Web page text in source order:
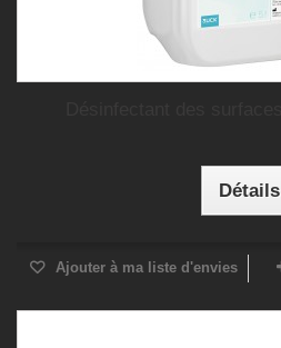
Détails
Ajouter à ma liste d'envies